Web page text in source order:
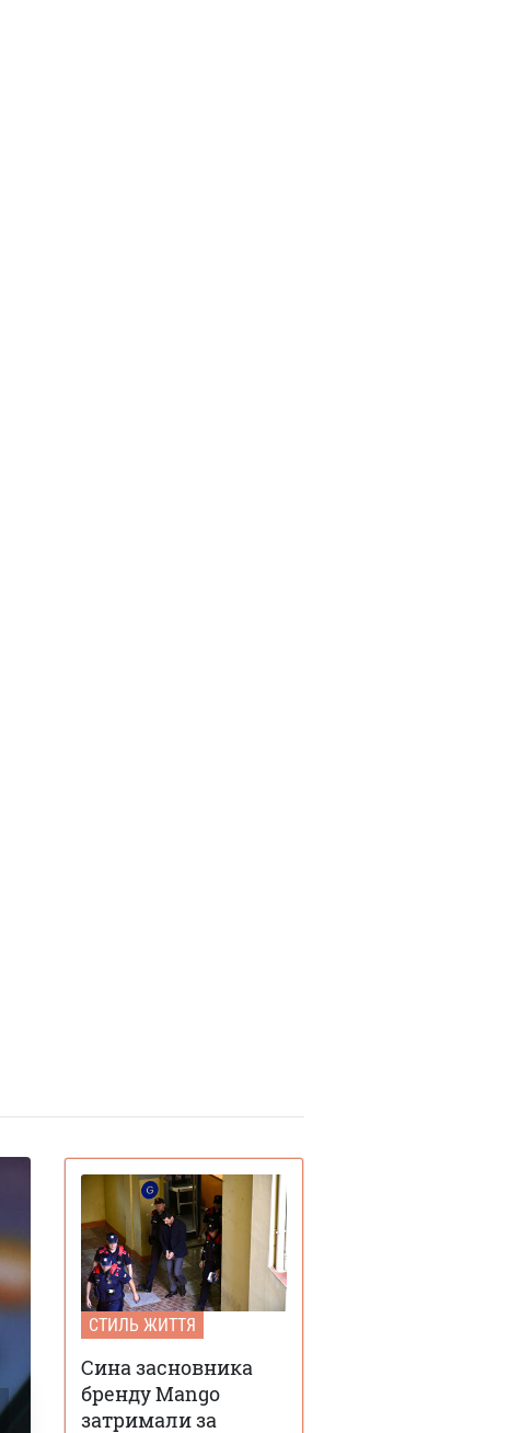
СТИЛЬ ЖИТТЯ
Сина засновника
бренду Mango
затримали за